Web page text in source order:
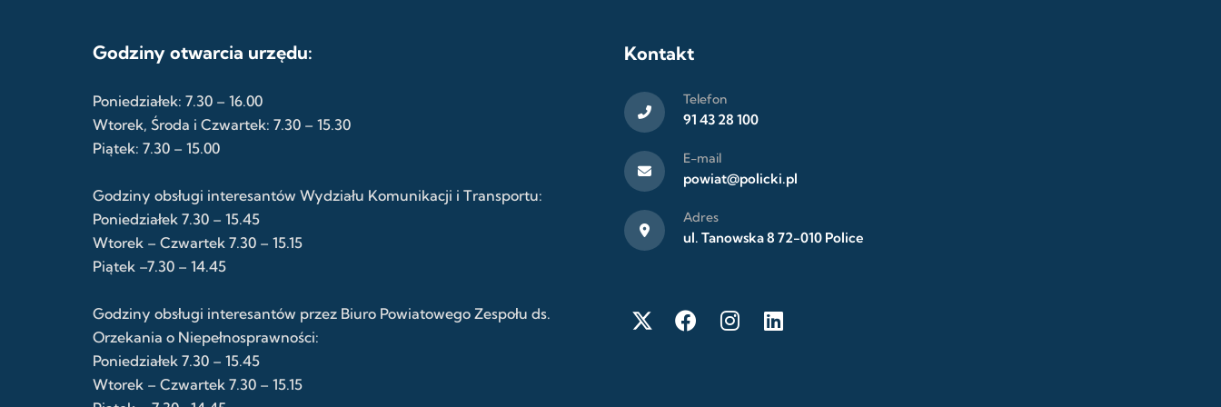
Godziny otwarcia urzędu:
Poniedziałek: 7.30 – 16.00
Wtorek, Środa i Czwartek: 7.30 – 15.30
Piątek: 7.30 – 15.00
Godziny obsługi interesantów Wydziału Komunikacji i Transportu:
Poniedziałek 7.30 – 15.45
Wtorek – Czwartek 7.30 – 15.15
Piątek –7.30 – 14.45
Godziny obsługi interesantów przez Biuro Powiatowego Zespołu ds.
Orzekania o Niepełnosprawności:
Poniedziałek 7.30 – 15.45
Wtorek – Czwartek 7.30 – 15.15
Kontakt
Telefon
91 43 28 100
E-mail
powiat@policki.pl
Adres
ul. Tanowska 8 72-010 Police